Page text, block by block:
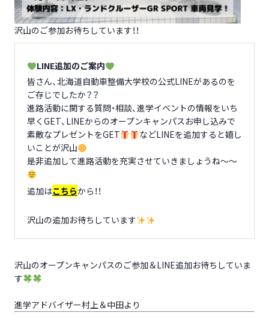
沢山のご参加お待ちしています！！
LINE追加のご案内
皆さん、北海道自動車整備大学校の公式LINEがあるのを
ご存じでしたか？？
進路活動に関する質問・相談、進学イベントの情報をいち
早くGET、LINEからのオープンキャンパスお申し込みで
素敵なプレゼントをGET
などLINEを追加すると嬉し
いことが沢山
是非追加して進路活動を充実させていきましょうね～～
追加はこちらから！！
沢山の追加お待ちしています
沢山のオープンキャンパスのご参加＆LINE追加お待ちしていま
す
進学アドバイザー村上＆中田より